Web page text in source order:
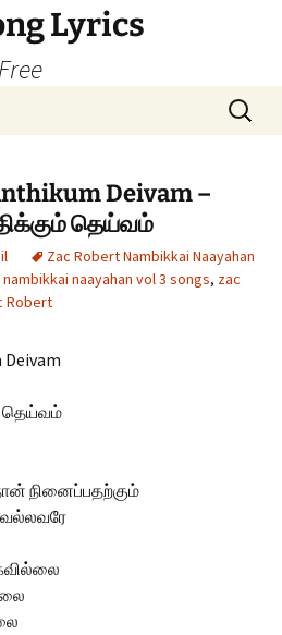
Lyrics
Search
for:
Deivam –
தெய்வம்
Zac Robert Nambikkai Naayahan
naayahan vol 3 songs, zac
Robert
தெய்வம்
நினைப்பதற்கும்
வல்லவரே